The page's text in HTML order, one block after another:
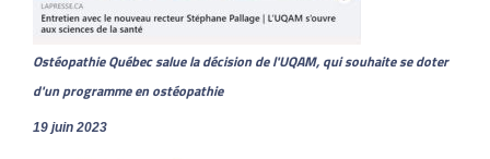
Ostéopathie Québec salue la décision de l'UQAM, qui souhaite se doter
d'un programme en ostéopathie
19 juin 2023